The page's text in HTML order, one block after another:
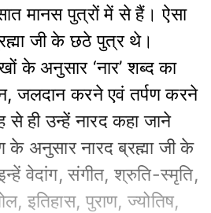
मानस पुत्रों में से हैं। ऐसा
जी के छठे पुत्र थे।
के अनुसार ‘नार’ शब्द का
जलदान करने एवं तर्पण करने
से ही उन्हें नारद कहा जाने
के अनुसार नारद ब्रह्मा जी के
वेदांग, संगीत, श्रुति-स्मृति,
इतिहास, पुराण, ज्योतिष,